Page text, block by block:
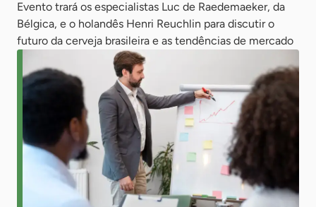
Evento trará os especialistas Luc de Raedemaeker, da
Bélgica, e o holandês Henri Reuchlin para discutir o
futuro da cerveja brasileira e as tendências de mercado